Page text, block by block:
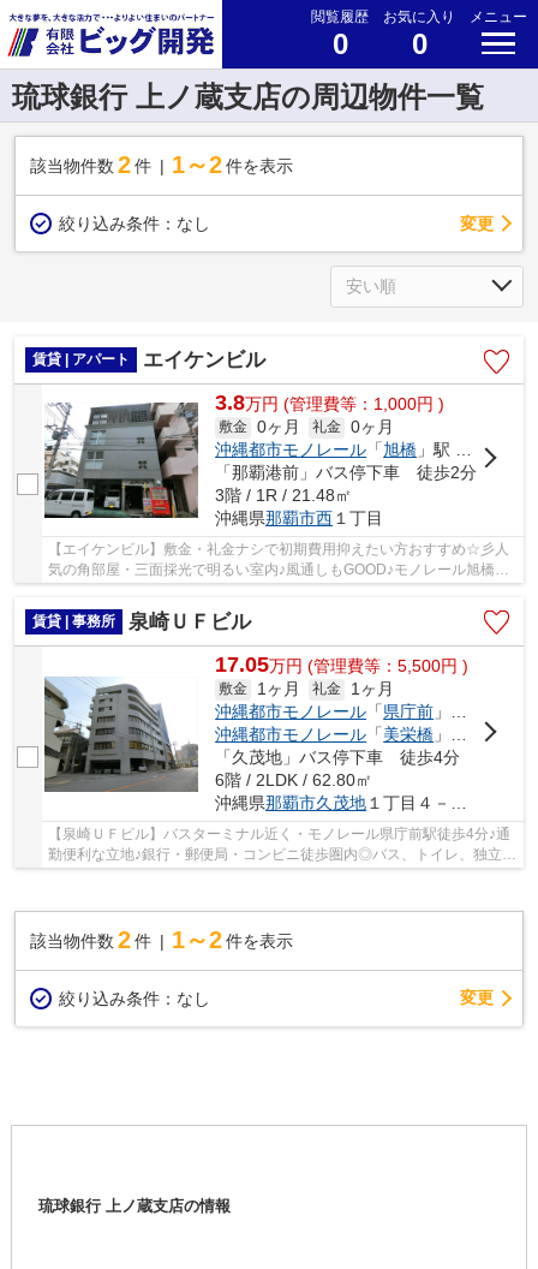
閲覧履歴
0
お気に入り
0
メニュー
琉球銀行 上ノ蔵支店の周辺物件一覧
該当物件数 2件 1～2 件を表示
絞り込み条件： なし 変更
賃貸 | アパート エイケンビル
3.8万円 (管理費等：1,000円 )
敷金 0ヶ月 礼金 0ヶ月
沖縄都市モノレール 「旭橋 」駅 徒歩7分
「那覇港前」バス停下車 徒歩2分
3階 / 1R / 21.48㎡
沖縄県那覇市西１丁目
【エイケンビル】敷金・礼金ナシで初期費用抑えたい方おすすめ☆彡人
気の角部屋・三面採光で明るい室内♪風通しもGOOD♪モノレール旭橋駅
賃貸 | 事務所
泉崎ＵＦビル
17.05万円 (管理費等：5,500円 )
敷金 1ヶ月 礼金
1ヶ月
沖縄都市モノレール 「県庁前 」駅 徒歩4分
沖縄都市モノレール 「美栄橋 」駅 徒歩14分
「久茂地」バス停下車 徒歩4分
6階 / 2LDK / 62.80㎡
沖縄県那覇市久茂地１丁目４－１５
【泉崎ＵＦビル】バスターミナル近く・モノレール県庁前駅徒歩4分♪通
勤便利な立地♪銀行・郵便局・コンビニ徒歩圏内◎バス、トイレ、独立洗
該当物件数 2件 1～2 件を表示
絞り込み条件： なし 変更
琉球銀行 上ノ蔵支店の情報